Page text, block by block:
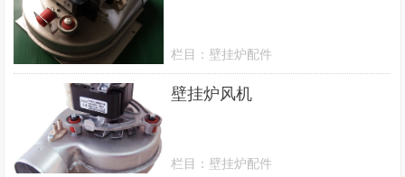
栏目： 壁挂炉配件
壁挂炉风机
栏目： 壁挂炉配件